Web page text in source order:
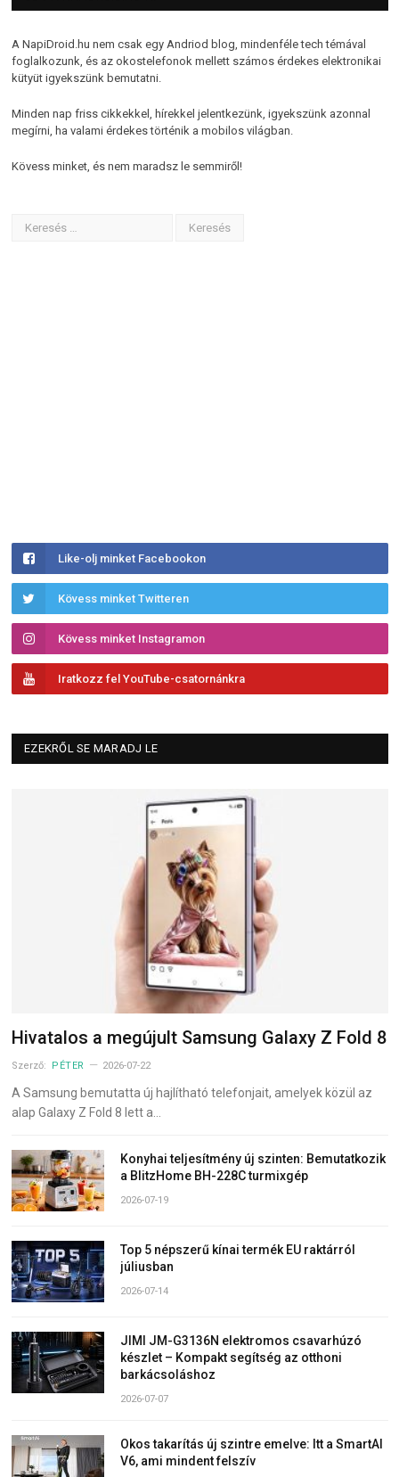
A NapiDroid.hu nem csak egy Andriod blog, mindenféle tech témával
foglalkozunk, és az okostelefonok mellett számos érdekes elektronikai
kütyüt igyekszünk bemutatni.
Minden nap friss cikkekkel, hírekkel jelentkezünk, igyekszünk azonnal
megírni, ha valami érdekes történik a mobilos világban.
Kövess minket, és nem maradsz le semmiről!
Like-olj minket Facebookon
Kövess minket Twitteren
Kövess minket Instagramon
Iratkozz fel YouTube-csatornánkra
EZEKRŐL SE MARADJ LE
Hivatalos a megújult Samsung Galaxy Z Fold 8
Szerző: PÉTER 2026-07-22
A Samsung bemutatta új hajlítható telefonjait, amelyek közül az
alap Galaxy Z Fold 8 lett a…
Konyhai teljesítmény új szinten: Bemutatkozik
a BlitzHome BH-228C turmixgép
2026-07-19
Top 5 népszerű kínai termék EU raktárról
júliusban
2026-07-14
JIMI JM-G3136N elektromos csavarhúzó
készlet – Kompakt segítség az otthoni
barkácsoláshoz
2026-07-07
Okos takarítás új szintre emelve: Itt a SmartAI
V6, ami mindent felszív